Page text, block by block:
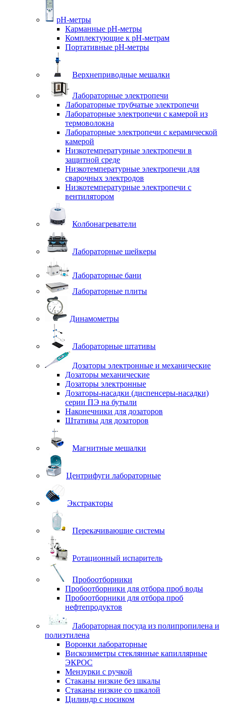
pH-метры
Карманные pH-метры
Комплектующие к pH-метрам
Портативные pH-метры
Верхнеприводные мешалки
Лабораторные электропечи
Лабораторные трубчатые электропечи
Лабораторные электропечи с камерой из
термоволокна
Лабораторные электропечи с керамической
камерой
Низкотемпературные электропечи в
защитной среде
Низкотемпературные электропечи для
cварочных электродов
Низкотемпературные электропечи с
вентилятором
Колбонагреватели
Лабораторные шейкеры
Лабораторные бани
Лабораторные плиты
Динамометры
Лабораторные штативы
Дозаторы электронные и механические
Дозаторы механические
Дозаторы электронные
Дозаторы-насадки (диспенсеры-насадки)
серии ПЭ на бутыли
Наконечники для дозаторов
Штативы для дозаторов
Магнитные мешалки
Центрифуги лабораторные
Экстракторы
Перекачивающие системы
Ротационный испаритель
Пробоотборники
Пробоотборники для отбора проб воды
Пробоотборники для отбора проб
нефтепродуктов
Лабораторная посуда из полипропилена и
полиэтилена
Воронки лабораторные
Вискозиметры стеклянные капиллярные
ЭКРОС
Мензурки с ручкой
Стаканы низкие без шкалы
Стаканы низкие со шкалой
Цилиндр с носиком